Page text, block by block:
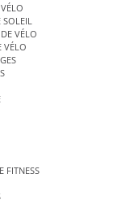
VÉLO
VÉLO
FITNESS